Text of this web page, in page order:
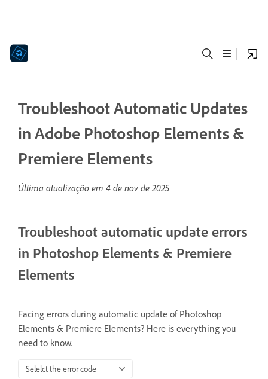
Troubleshoot Automatic Updates
in Adobe Photoshop Elements &
Premiere Elements
Última atualização em 4 de nov de 2025
Troubleshoot automatic update errors
in Photoshop Elements & Premiere
Elements
Facing errors during automatic update of Photoshop
Elements & Premiere Elements? Here is everything you
need to know.
Selelct the error code